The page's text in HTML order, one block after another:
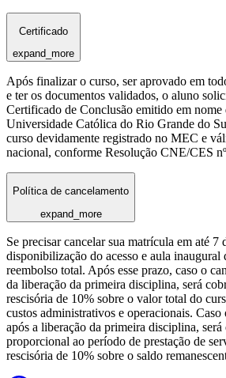
Certificado
expand_more
Após finalizar o curso, ser aprovado em
e ter os documentos validados, o aluno
Certificado de Conclusão emitido em nome
Universidade Católica do Rio Grande do
curso devidamente registrado no MEC e
nacional, conforme Resolução CNE/CES
Política de cancelamento
expand_more
Se precisar cancelar sua matrícula em até 7
disponibilização do acesso e aula inaugural
reembolso total. Após esse prazo, caso o
da liberação da primeira disciplina, será
rescisória de 10% sobre o valor total do
custos administrativos e operacionais. Caso
após a liberação da primeira disciplina,
proporcional ao período de prestação de
rescisória de 10% sobre o saldo